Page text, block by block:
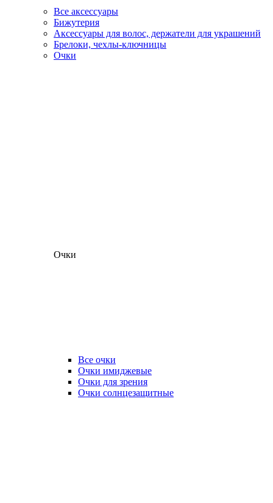
Все аксессуары
Бижутерия
Аксессуары для волос, держатели для украшений
Брелоки, чехлы-ключницы
Очки
Очки
Все очки
Очки имиджевые
Очки для зрения
Очки солнцезащитные